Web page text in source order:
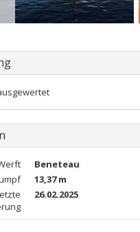
Beneteau
13,37 m
26.02.2025